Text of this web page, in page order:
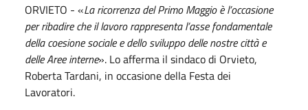
ORVIETO - «La ricorrenza del Primo Maggio è l’occasione
per ribadire che il lavoro rappresenta l’asse fondamentale
della coesione sociale e dello sviluppo delle nostre città e
delle Aree interne». Lo afferma il sindaco di Orvieto,
Roberta Tardani, in occasione della Festa dei
Lavoratori.